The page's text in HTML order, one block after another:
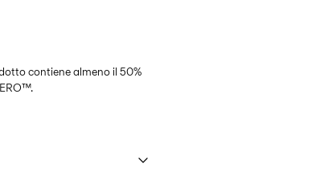
contiene almeno il 50%